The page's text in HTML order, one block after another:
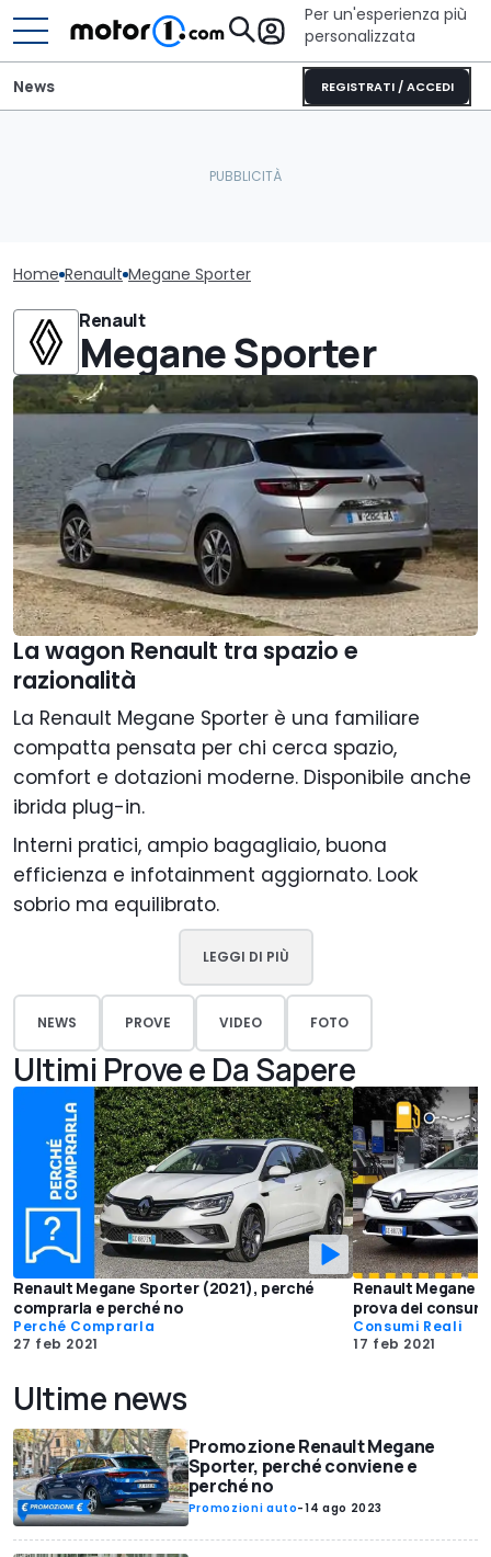
Per un'esperienza più
personalizzata
REGISTRATI / ACCEDI
News
Home Renault Megane Sporter
Renault
Megane Sporter
La wagon Renault tra spazio e
razionalità
La Renault Megane Sporter è una familiare
compatta pensata per chi cerca spazio,
comfort e dotazioni moderne. Disponibile anche
ibrida plug-in.
Interni pratici, ampio bagagliaio, buona
efficienza e infotainment aggiornato. Look
sobrio ma equilibrato.
LEGGI DI PIÙ
NEWS PROVE VIDEO FOTO
Ultimi Prove e Da Sapere
Renault Megane Sporter (2021), perché
comprarla e perché no
Perché Comprarla
27 feb 2021
Renault Megane
prova dei
Consumi Reali
17 feb 2021
Ultime news
Promozione Renault Megane
Sporter, perché conviene e
perché no
Promozioni auto-14 ago 2023